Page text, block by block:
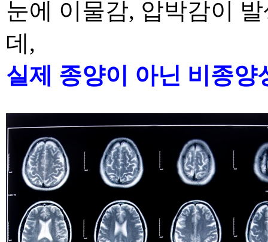
눈에 이물감, 압박감이
데,
실제 종양이 아닌 비종양